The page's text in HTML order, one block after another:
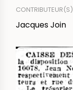
CONTRIBUTEUR(S)
Jacques Join
IMAGE